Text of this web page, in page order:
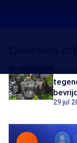
29 jul